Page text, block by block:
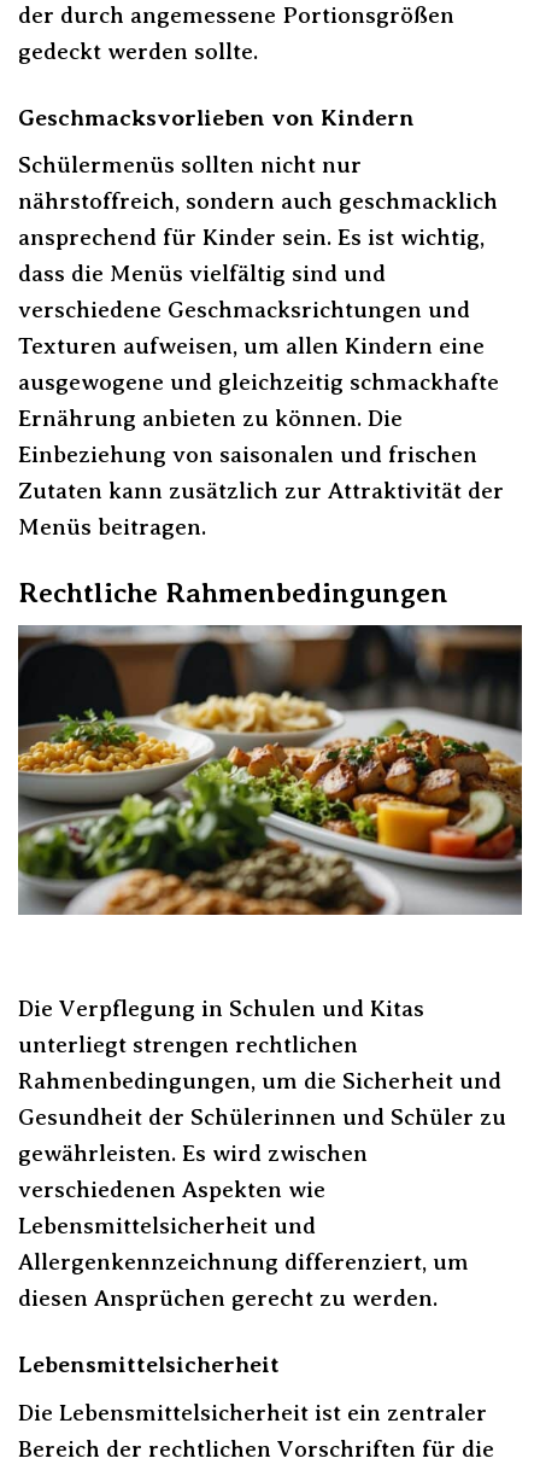
der durch angemessene Portionsgrößen
gedeckt werden sollte.
Geschmacksvorlieben von Kindern
Schülermenüs sollten nicht nur
nährstoffreich, sondern auch geschmacklich
ansprechend für Kinder sein. Es ist wichtig,
dass die Menüs vielfältig sind und
verschiedene Geschmacksrichtungen und
Texturen aufweisen, um allen Kindern eine
ausgewogene und gleichzeitig schmackhafte
Ernährung anbieten zu können. Die
Einbeziehung von saisonalen und frischen
Zutaten kann zusätzlich zur Attraktivität der
Menüs beitragen.
Rechtliche Rahmenbedingungen
Die Verpflegung in Schulen und Kitas
unterliegt strengen rechtlichen
Rahmenbedingungen, um die Sicherheit und
Gesundheit der Schülerinnen und Schüler zu
gewährleisten. Es wird zwischen
verschiedenen Aspekten wie
Lebensmittelsicherheit und
Allergenkennzeichnung differenziert, um
diesen Ansprüchen gerecht zu werden.
Lebensmittelsicherheit
Die Lebensmittelsicherheit ist ein zentraler
Bereich der rechtlichen Vorschriften für die